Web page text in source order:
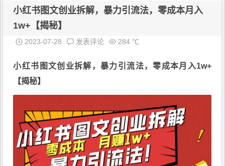
小红书图文创业拆解，暴力引流法，零成本月入
1w+【揭秘】
2023-07-28 发表评论 284 ℃
小红书图文创业拆解，暴力引流法，零成本月入1w+
【揭秘】